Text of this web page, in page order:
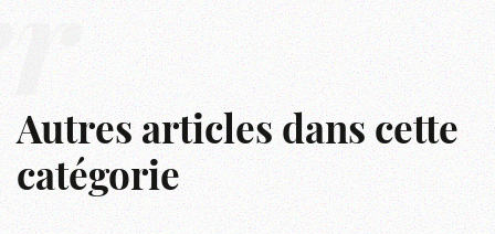
Autres articles dans cette
catégorie